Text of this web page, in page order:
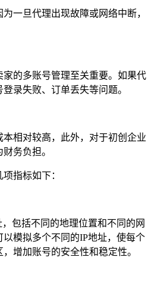
一旦代理出现故障或网络中断，
的多账号管理至关重要。如果代
录失败、订单丢失等问题。
相对较高，此外，对于初创企业
务负担。
指标如下：
包括不同的地理位置和不同的网
模拟多个不同的IP地址，使每个
增加账号的安全性和稳定性。